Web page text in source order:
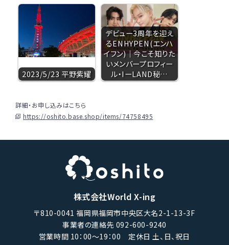
2023/5/23 平野紫耀
デビュー3周年を迎え
るENHYPEN(エンハ
イフン)｜今こそ知りた
いメンバープロフィー
ル・IーLAND秘…
詳細・お申し込みはこちら
https://oshito.base.shop/items/74758495
株式会社World X-ing
〒810-0041 福岡県福岡市中央区大名2-1-13-3F
事業者の連絡先 092-600-9240
営業時間 10：00〜19：00 定休日 土、日、祝日